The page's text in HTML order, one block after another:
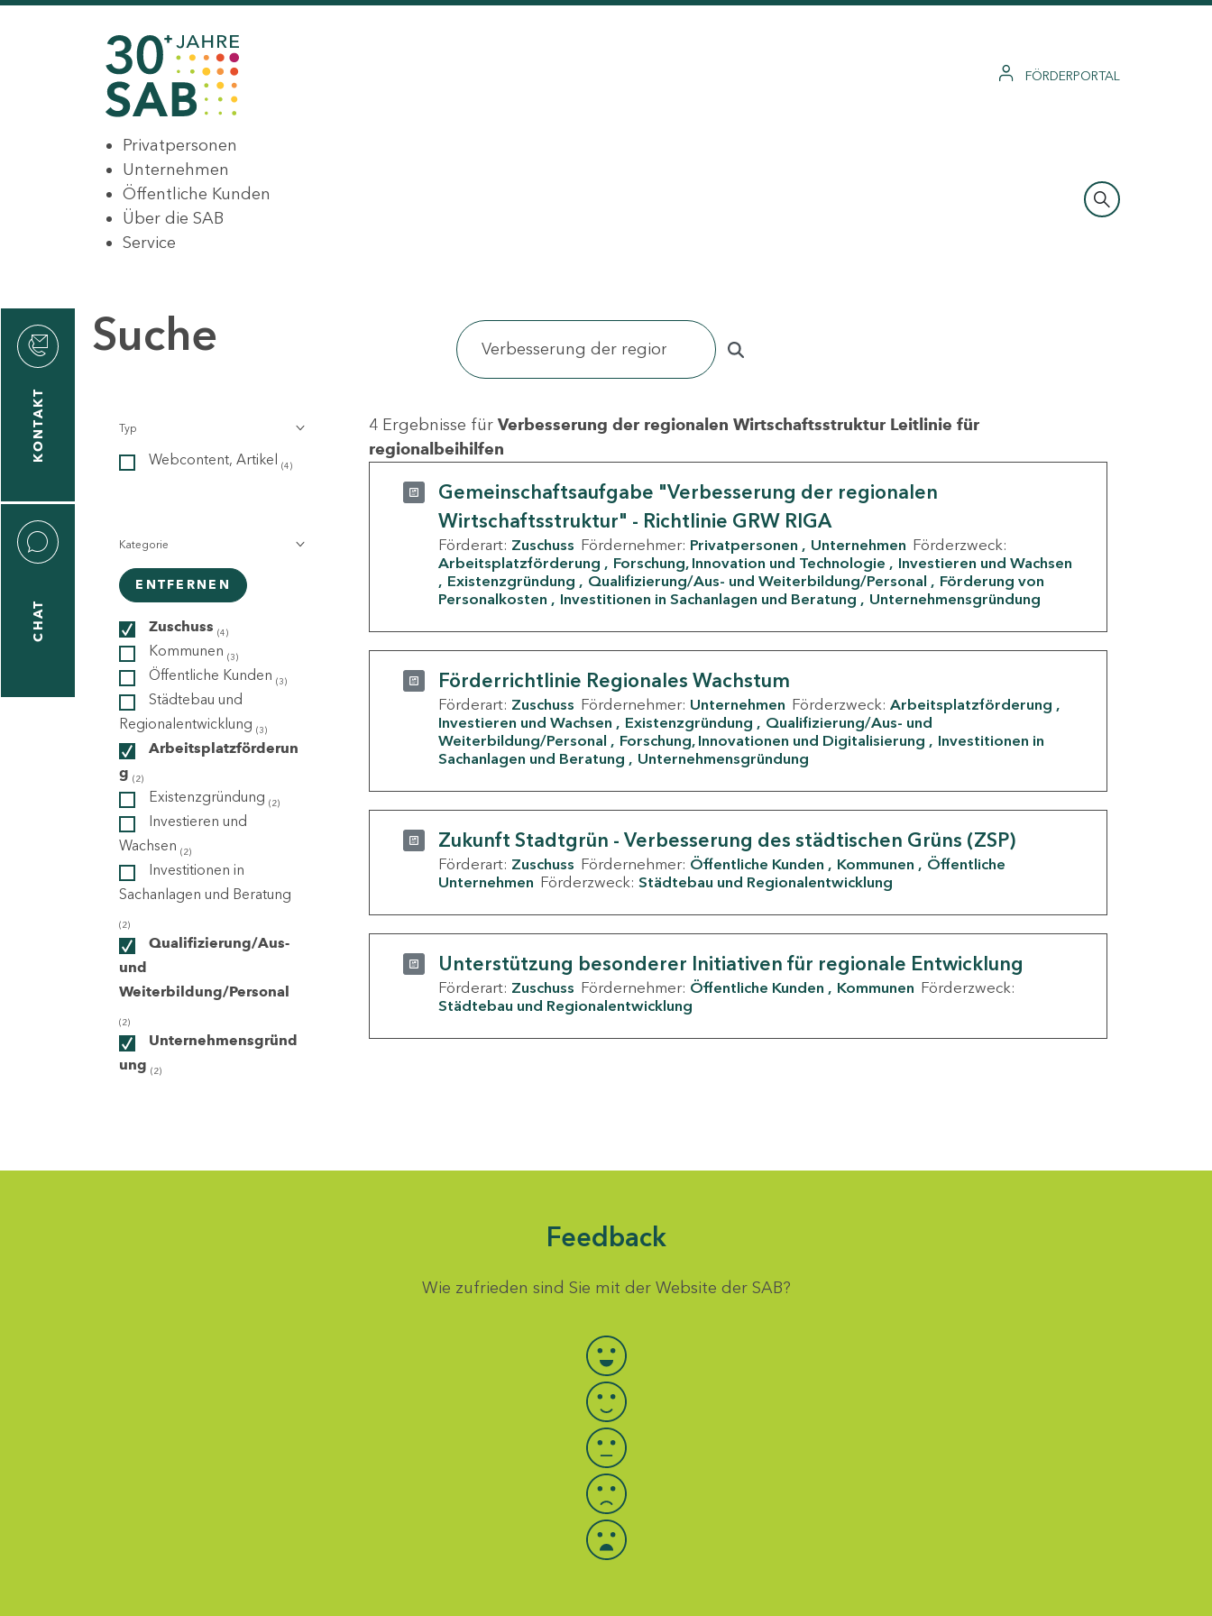
FÖRDERPORTAL
Privatpersonen
Unternehmen
Öffentliche Kunden
Über die SAB
Service
KONTAKT
CHAT
Suche
Typ
Webcontent, Artikel (4)
Kategorie
ENTFERNEN
Zuschuss (4)
Kommunen (3)
Öffentliche Kunden (3)
Städtebau und
Regionalentwicklung (3)
Arbeitsplatzförderun
g (2)
Existenzgründung (2)
Investieren und
Wachsen (2)
Investitionen in
Sachanlagen und Beratung
(2)
Qualifizierung/Aus-
und
Weiterbildung/Personal
(2)
Unternehmensgründ
ung (2)
4 Ergebnisse für Verbesserung der regionalen Wirtschaftsstruktur Leitlinie für
regionalbeihilfen
Gemeinschaftsaufgabe "Verbesserung der regionalen
Wirtschaftsstruktur" - Richtlinie GRW RIGA
Förderart: Zuschuss Fördernehmer: Privatpersonen Unternehmen Förderzweck:
Arbeitsplatzförderung
Forschung, Innovation und Technologie
Investieren und Wachsen
Existenzgründung
Qualifizierung/Aus- und Weiterbildung/Personal
Förderung von
Personalkosten
Investitionen in Sachanlagen und Beratung Unternehmensgründung
Förderrichtlinie Regionales Wachstum
Förderart: Zuschuss Fördernehmer: Unternehmen Förderzweck: Arbeitsplatzförderung
Investieren und Wachsen
Existenzgründung
Qualifizierung/Aus- und
Weiterbildung/Personal
Forschung, Innovationen und Digitalisierung
Investitionen in
Sachanlagen und Beratung
Unternehmensgründung
Zukunft Stadtgrün - Verbesserung des städtischen Grüns (ZSP)
Förderart: Zuschuss Fördernehmer: Öffentliche Kunden Kommunen
Öffentliche
Unternehmen Förderzweck: Städtebau und Regionalentwicklung
Unterstützung besonderer Initiativen für regionale Entwicklung
Förderart: Zuschuss Fördernehmer: Öffentliche Kunden Kommunen Förderzweck:
Städtebau und Regionalentwicklung
Feedback
Wie zufrieden sind Sie mit der Website der SAB?
Bewertung auswählen